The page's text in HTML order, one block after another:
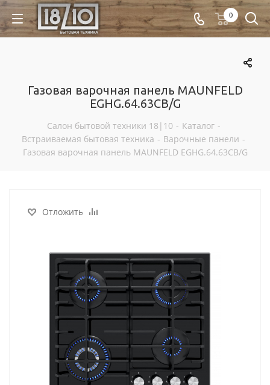
0
Газовая варочная панель MAUNFELD
EGHG.64.63CB/G
Салон бытовой техники 18|10 - Каталог -
Встраиваемая бытовая техника - Варочные панели -
Газовая варочная панель MAUNFELD EGHG.64.63CB/G
Отложить